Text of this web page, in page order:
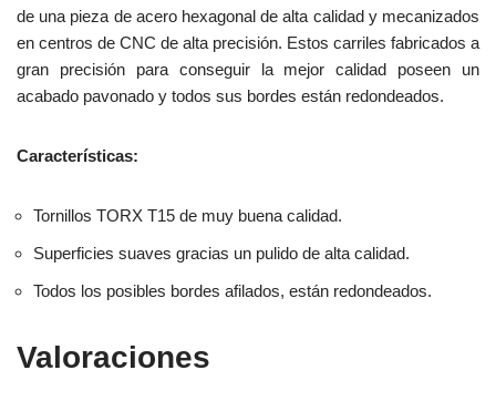
de una pieza de acero hexagonal de alta calidad y mecanizados
en centros de CNC de alta precisión. Estos carriles fabricados a
gran precisión para conseguir la mejor calidad poseen un
acabado pavonado y todos sus bordes están redondeados.
Características:
Tornillos TORX T15 de muy buena calidad.
Superficies suaves gracias un pulido de alta calidad.
Todos los posibles bordes afilados, están redondeados.
Valoraciones